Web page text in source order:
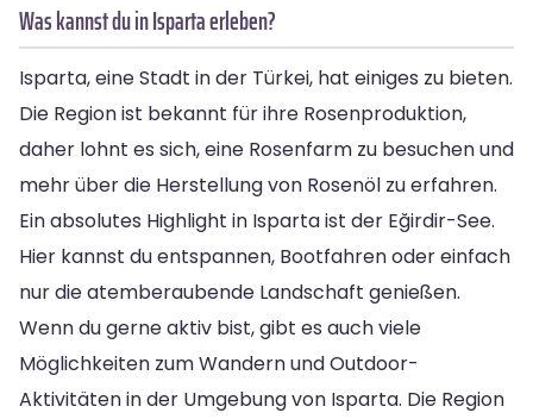
Was kannst du in Isparta erleben?
Isparta, eine Stadt in der Türkei, hat einiges zu bieten.
Die Region ist bekannt für ihre Rosenproduktion,
daher lohnt es sich, eine Rosenfarm zu besuchen und
mehr über die Herstellung von Rosenöl zu erfahren.
Ein absolutes Highlight in Isparta ist der Eğirdir-See.
Hier kannst du entspannen, Bootfahren oder einfach
nur die atemberaubende Landschaft genießen.
Wenn du gerne aktiv bist, gibt es auch viele
Möglichkeiten zum Wandern und Outdoor-
Aktivitäten in der Umgebung von Isparta. Die Region